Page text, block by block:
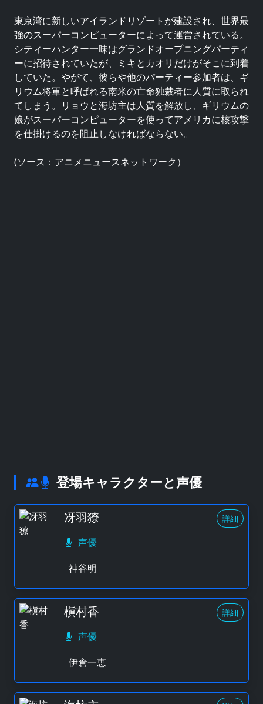
東京湾に新しいアイランドリゾートが建設され、世界最
強のスーパーコンピューターによって運営されている。
シティーハンター一味はグランドオープニングパーティ
ーに招待されていたが、ミキとカオリだけがそこに到着
していた。やがて、彼らや他のパーティー参加者は、ギ
リウム将軍と呼ばれる南米の亡命独裁者に人質に取られ
てしまう。リョウと海坊主は人質を解放し、ギリウムの
娘がスーパーコンピューターを使ってアメリカに核攻撃
を仕掛けるのを阻止しなければならない。
(ソース：アニメニュースネットワーク）
登場キャラクターと声優
冴羽獠 詳細
声優
神谷明
槇村香 詳細
声優
伊倉一恵